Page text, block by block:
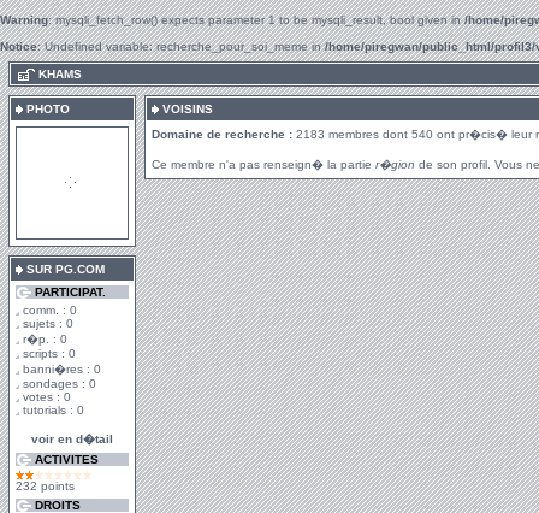
Warning: mysqli_fetch_row() expects parameter 1 to be mysqli_result, bool given in/home/
Notice: Undefined variable: recherche_pour_soi_meme in/home/piregwan/public_html/
KHAMS
PHOTO
SUR PG.COM
PARTICIPAT.
comm. : 0
sujets : 0
r�p. : 0
scripts : 0
banni�res : 0
sondages : 0
votes : 0
tutorials : 0
voir en d�tail
ACTIVITES
232 points
DROITS
VOISINS
Domaine de recherche : 2183 membres dont 540 ont pr�cis� leur
Ce membre n'a pas renseign� la partie r�gion de son profil. Vous